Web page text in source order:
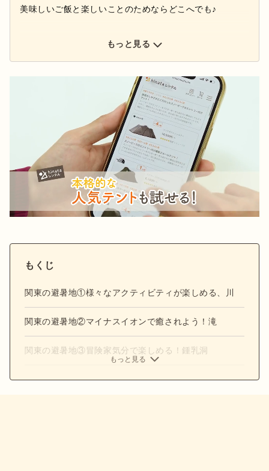
美味しいご飯と楽しいことのためならどこへでも♪
もっと見る
もくじ
関東の避暑地①様々なアクティビティが楽しめる、川
関東の避暑地②マイナスイオンで癒されよう！滝
関東の避暑地③冒険家気分で楽しめる！鍾乳洞
もっと見る